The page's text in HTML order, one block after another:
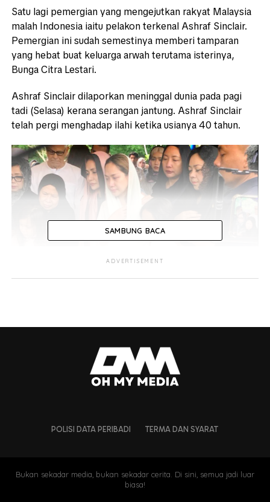
Satu lagi pemergian yang mengejutkan rakyat Malaysia
malah Indonesia iaitu pelakon terkenal Ashraf Sinclair.
Pemergian ini sudah semestinya memberi tamparan
yang hebat buat keluarga arwah terutama isterinya,
Bunga Citra Lestari.
Ashraf Sinclair dilaporkan meninggal dunia pada pagi
tadi (Selasa) kerana serangan jantung. Ashraf Sinclair
telah pergi menghadap ilahi ketika usianya 40 tahun.
Indonesia, Bunga Citra Lestari ataupun BCL dikatakan
telah menempah dua liang lahad secara bersebelahan di
salah sebuah tanah perkuburan San Diego Hills di
SAMBUNG BACA
ADVERTISEMENT
POLISI DATA PERIBADI TERMA DAN SYARAT
Bukan sekadar media, bukan sekadar cerita. Di sini, semua jadi luar
biasa!